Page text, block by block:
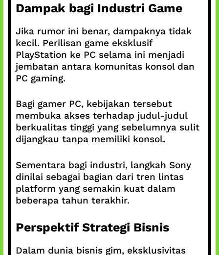
Dampak bagi Industri Game
Jika rumor ini benar, dampaknya tidak
kecil. Perilisan game eksklusif
PlayStation ke PC selama ini menjadi
jembatan antara komunitas konsol dan
PC gaming.
Bagi gamer PC, kebijakan tersebut
membuka akses terhadap judul-judul
berkualitas tinggi yang sebelumnya sulit
dijangkau tanpa memiliki konsol.
Sementara bagi industri, langkah Sony
dinilai sebagai bagian dari tren lintas
platform yang semakin kuat dalam
beberapa tahun terakhir.
Perspektif Strategi Bisnis
Dalam dunia bisnis gim, eksklusivitas